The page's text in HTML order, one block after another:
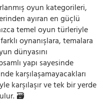
oyun kategorileri,
ayıran en güçlü
temel oyun türleriyle
oynanışlara, temalara
dünyasını
yapı sayesinde
karşılaşamayacakları
yle karşılaşır ve tek bir yerde
🗃️